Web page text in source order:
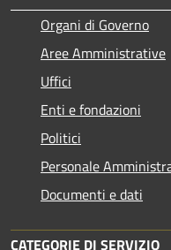
Organi di Governo
Aree Amministrative
Uffici
Enti e fondazioni
Politici
Personale
Documenti e dati
CATEGORIE DI SERVIZIO